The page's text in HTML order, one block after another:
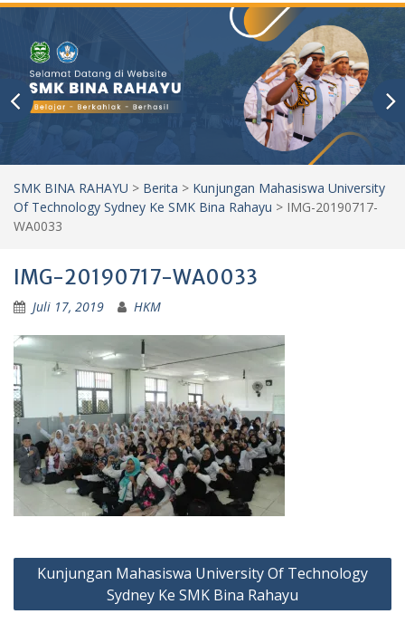
SMK BINA RAHAYU > Berita > Kunjungan Mahasiswa University
Of Technology Sydney Ke SMK Bina Rahayu > IMG-20190717-
WA0033
IMG-20190717-WA0033
Juli 17, 2019 HKM
Navigasi
Kunjungan Mahasiswa University Of Technology
Sydney Ke SMK Bina Rahayu